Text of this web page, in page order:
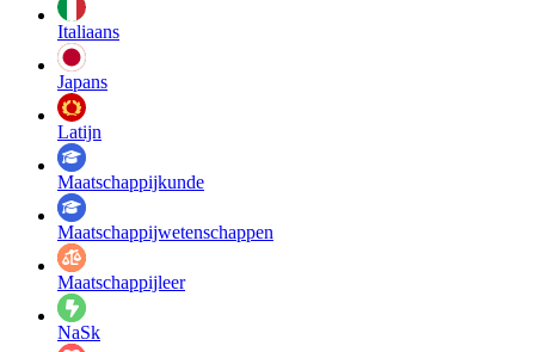
Italiaans
Japans
Latijn
Maatschappij­kunde
Maatschappij­wetenschappen
Maatschappijleer
NaSk